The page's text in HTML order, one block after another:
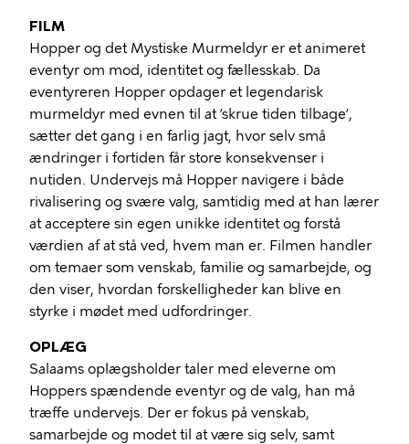
FILM
Hopper og det Mystiske Murmeldyr er et animeret
eventyr om mod, identitet og fællesskab. Da
eventyreren Hopper opdager et legendarisk
murmeldyr med evnen til at ’skrue tiden tilbage’,
sætter det gang i en farlig jagt, hvor selv små
ændringer i fortiden får store konsekvenser i
nutiden. Undervejs må Hopper navigere i både
rivalisering og svære valg, samtidig med at han lærer
at acceptere sin egen unikke identitet og forstå
værdien af at stå ved, hvem man er. Filmen handler
om temaer som venskab, familie og samarbejde, og
den viser, hvordan forskelligheder kan blive en
styrke i mødet med udfordringer.
OPLÆG
Salaams oplægsholder taler med eleverne om
Hoppers spændende eventyr og de valg, han må
træffe undervejs. Der er fokus på venskab,
samarbejde og modet til at være sig selv, samt